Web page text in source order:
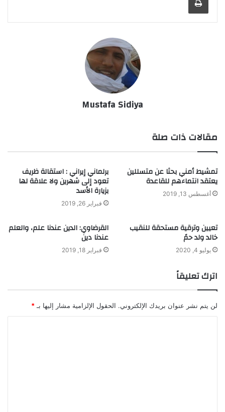
Mustafa Sidiya
مقالات ذات صلة
تمشيط أمني بحثا عن متسللين
يعتقد انتماءهم للقاعدة
أغسطس 13, 2019
برلماني إيراني : استقالة ظريف
تعود إلى شهرين ولا علاقة لها
بزيارة الأسد
فبراير 26, 2019
تعيين وترقية مستحقة للنقيب
خالد ولد حمً
يوليو 4, 2020
القرضاوي: الدين عندنا علم، والعلم
عندنا دين
فبراير 18, 2019
اترك تعليقاً
لن يتم نشر عنوان بريدك الإلكتروني. الحقول الإلزامية مشار إليها بـ *